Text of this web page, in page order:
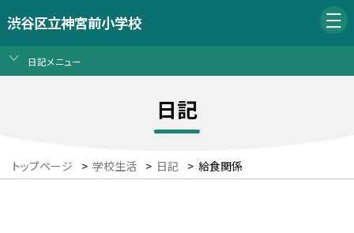
渋谷区立神宮前小学校
日記メニュー
日記
トップページ > 学校生活 > 日記 > 給食関係